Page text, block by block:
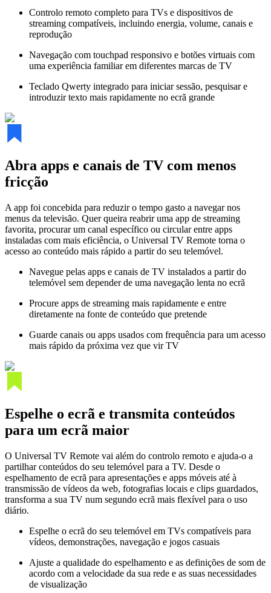
Controlo remoto completo para TVs e dispositivos de
streaming compatíveis, incluindo energia, volume, canais e
reprodução
Navegação com touchpad responsivo e botões virtuais com
uma experiência familiar em diferentes marcas de TV
Teclado Qwerty integrado para iniciar sessão, pesquisar e
introduzir texto mais rapidamente no ecrã grande
Abra apps e canais de TV com menos
fricção
A app foi concebida para reduzir o tempo gasto a navegar nos
menus da televisão. Quer queira reabrir uma app de streaming
favorita, procurar um canal específico ou circular entre apps
instaladas com mais eficiência, o Universal TV Remote torna o
acesso ao conteúdo mais rápido a partir do seu telemóvel.
Navegue pelas apps e canais de TV instalados a partir do
telemóvel sem depender de uma navegação lenta no ecrã
Procure apps de streaming mais rapidamente e entre
diretamente na fonte de conteúdo que pretende
Guarde canais ou apps usados com frequência para um acesso
mais rápido da próxima vez que vir TV
Espelhe o ecrã e transmita conteúdos
para um ecrã maior
O Universal TV Remote vai além do controlo remoto e ajuda-o a
partilhar conteúdos do seu telemóvel para a TV. Desde o
espelhamento de ecrã para apresentações e apps móveis até à
transmissão de vídeos da web, fotografias locais e clips guardados,
transforma a sua TV num segundo ecrã mais flexível para o uso
diário.
Espelhe o ecrã do seu telemóvel em TVs compatíveis para
vídeos, demonstrações, navegação e jogos casuais
Ajuste a qualidade do espelhamento e as definições de som de
acordo com a velocidade da sua rede e as suas necessidades
de visualização